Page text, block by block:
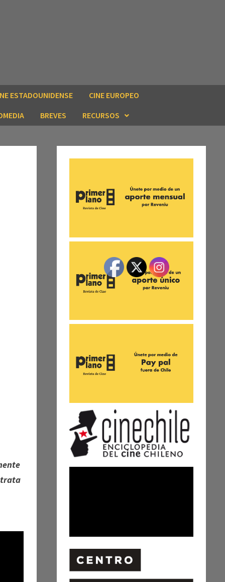
ESTADOUNIDENSE
CINE EUROPEO
BREVES RECURSOS
trata